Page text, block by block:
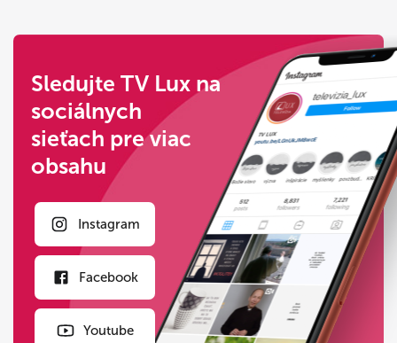
Sledujte TV Lux na
sociálnych
sieťach pre viac
obsahu
Instagram
Facebook
Youtube